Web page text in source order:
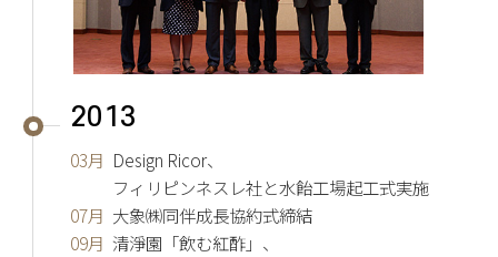
2013
03月 Design Ricor、
フィリピンネスレ社と水飴工場起工式実施
07月 大象㈱同伴成長協約式締結
09月 清淨園「飲む紅酢」、